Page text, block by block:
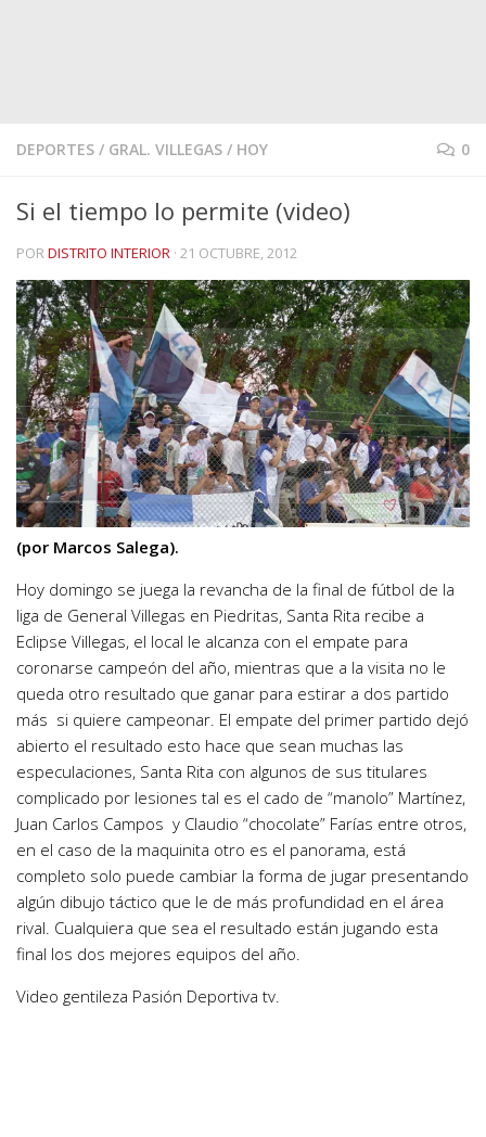
DEPORTES / GRAL. VILLEGAS / HOY 0
Si el tiempo lo permite (video)
PORDISTRITO INTERIOR · 21 OCTUBRE, 2012
(por Marcos Salega).
Hoy domingo se juega la revancha de la final de fútbol de la
liga de General Villegas en Piedritas, Santa Rita recibe a
Eclipse Villegas, el local le alcanza con el empate para
coronarse campeón del año, mientras que a la visita no le
queda otro resultado que ganar para estirar a dos partido
más si quiere campeonar. El empate del primer partido dejó
abierto el resultado esto hace que sean muchas las
especulaciones, Santa Rita con algunos de sus titulares
complicado por lesiones tal es el cado de “manolo” Martínez,
Juan Carlos Campos y Claudio “chocolate” Farías entre otros,
en el caso de la maquinita otro es el panorama, está
completo solo puede cambiar la forma de jugar presentando
algún dibujo táctico que le de más profundidad en el área
rival. Cualquiera que sea el resultado están jugando esta
final los dos mejores equipos del año.
Video gentileza Pasión Deportiva tv.